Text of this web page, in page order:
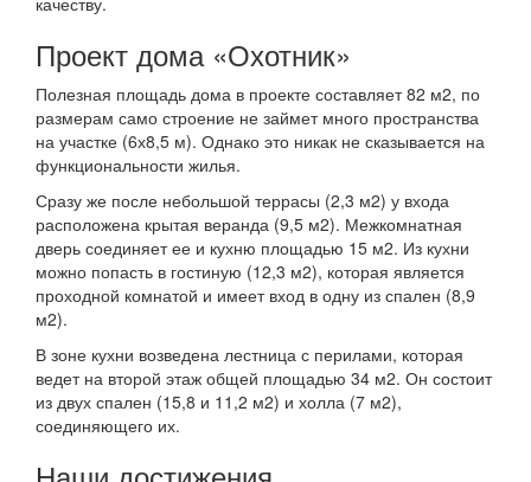
Проект дома «Охотник»
Полезная площадь дома в проекте составляет 82 м2, по
размерам само строение не займет много пространства
на участке (6х8,5 м). Однако это никак не сказывается на
функциональности жилья.
Сразу же после небольшой террасы (2,3 м2) у входа
расположена крытая веранда (9,5 м2). Межкомнатная
дверь соединяет ее и кухню площадью 15 м2. Из кухни
можно попасть в гостиную (12,3 м2), которая является
проходной комнатой и имеет вход в одну из спален (8,9
м2).
В зоне кухни возведена лестница с перилами, которая
ведет на второй этаж общей площадью 34 м2. Он состоит
из двух спален (15,8 и 11,2 м2) и холла (7 м2),
соединяющего их.